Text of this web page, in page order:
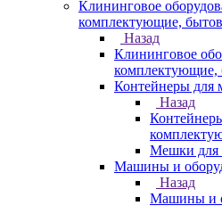
Клининговое
комплектующие,
Назад
Клининговое
комплектующие,
Контейнеры для
Назад
Мешки для
Машины и
Назад
Машины и